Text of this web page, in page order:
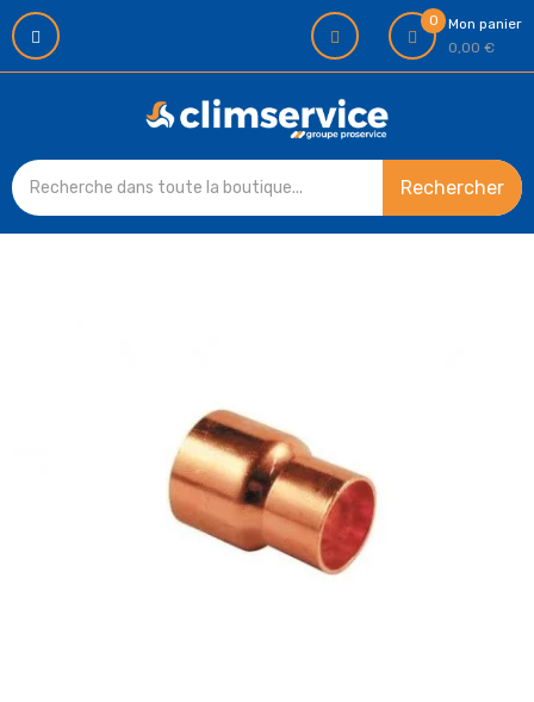
0
Mon panier
0,00 €
Rechercher